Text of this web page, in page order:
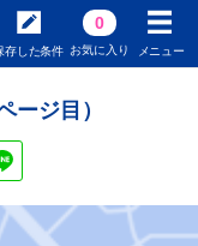
存した条件
0
お気に入り メニュー
ージ目）